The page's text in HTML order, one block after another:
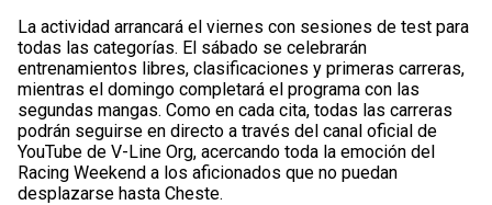
La actividad arrancará el viernes con sesiones de test para
todas las categorías. El sábado se celebrarán
entrenamientos libres, clasificaciones y primeras carreras,
mientras el domingo completará el programa con las
segundas mangas. Como en cada cita, todas las carreras
podrán seguirse en directo a través del canal oficial de
YouTube de V-Line Org, acercando toda la emoción del
Racing Weekend a los aficionados que no puedan
desplazarse hasta Cheste.